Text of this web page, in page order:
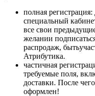
полная
специальный
все свои
желании
распродаж,
Атрибутика.
частичная
требуемые поля,
доставки. После
оформлен!